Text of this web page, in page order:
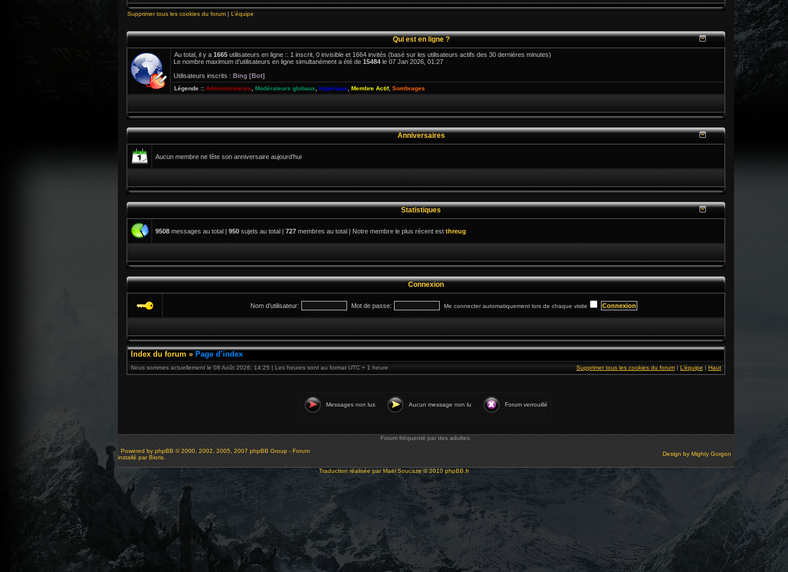
Supprimer tous les cookies du forum | L’équipe
Qui est en ligne ?
Au total, il y a 1665 utilisateurs en ligne :: 1 inscrit, 0 invisible et 1664 invités (basé sur les utilisateurs actifs des 30 dernières minutes)
Le nombre maximum d’utilisateurs en ligne simultanément a été de 15484 le 07 Jan 2026, 01:27
Utilisateurs inscrits : Bing [Bot]
Légende :: Administrateurs Modérateurs globaux Impériaux Membre Actif, Sombrages
Anniversaires
Aucun membre ne fête son anniversaire aujourd’hui
Statistiques
9508 messages au total | 950 sujets au total | 727 membres au total | Notre membre le plus récent est threug
Connexion
Nom d’utilisateur: Mot de passe: Me connecter automatiquement lors de chaque visite
Index du forum » Page d’index
Nous sommes actuellement le 08 Août 2026, 14:25 | Les heures sont au format UTC + 1 heure Supprimer tous les cookies du forum | L’équipe | Haut
Messages non lus Aucun message non lu Forum verrouillé
Forum fréquenté par des adultes.
Powered by phpBB © 2000, 2002, 2005, 2007 phpBB Group - Forum
installé par Bioris.
Design by Mighty Gorgon
Traduction réalisée parMaël Soucaze © 2010 phpBB.fr